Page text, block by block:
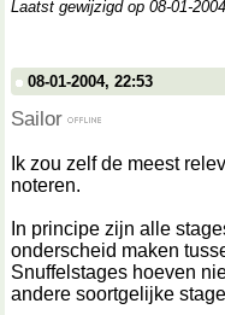
Laatst gewijzigd op 08-01-
08-01-2004, 22:53
Sailor
Ik zou zelf de meest
noteren.
In principe zijn alle
onderscheid maken
Snuffelstages hoeven
andere soortgelijke